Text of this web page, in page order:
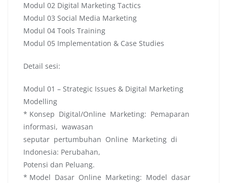
Modul 02 Digital Marketing Tactics
Modul 03 Social Media Marketing
Modul 04 Tools Training
Modul 05 Implementation & Case Studies
Detail sesi:
Modul 01 – Strategic Issues & Digital Marketing
Modelling
* Konsep Digital/Online Marketing: Pemaparan
informasi, wawasan
seputar pertumbuhan Online Marketing di
Indonesia: Perubahan,
Potensi dan Peluang.
* Model Dasar Online Marketing: Model dasar